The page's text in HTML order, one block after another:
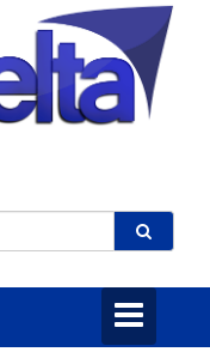
Toggle
navigation